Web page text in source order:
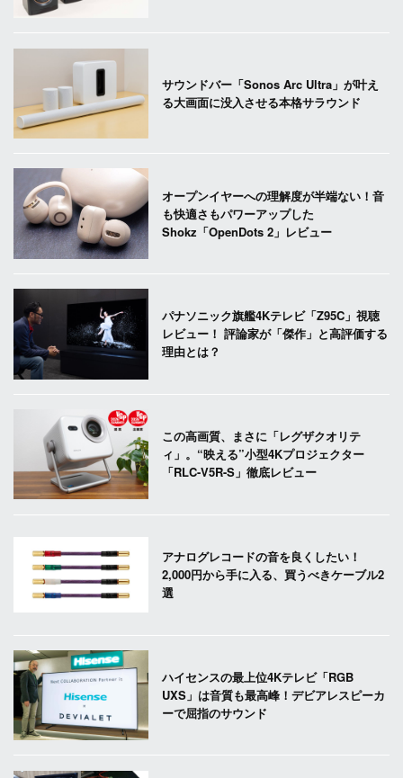
サウンドバー「Sonos Arc Ultra」が叶え
る大画面に没入させる本格サラウンド
オープンイヤーへの理解度が半端ない！音
も快適さもパワーアップした
Shokz「OpenDots 2」レビュー
パナソニック旗艦4Kテレビ「Z95C」視聴
レビュー！ 評論家が「傑作」と高評価する
理由とは？
この高画質、まさに「レグザクオリテ
ィ」。“映える”小型4Kプロジェクター
「RLC-V5R-S」徹底レビュー
アナログレコードの音を良くしたい！
2,000円から手に入る、買うべきケーブル2
選
ハイセンスの最上位4Kテレビ「RGB
UXS」は音質も最高峰！デビアレスピーカ
ーで屈指のサウンド